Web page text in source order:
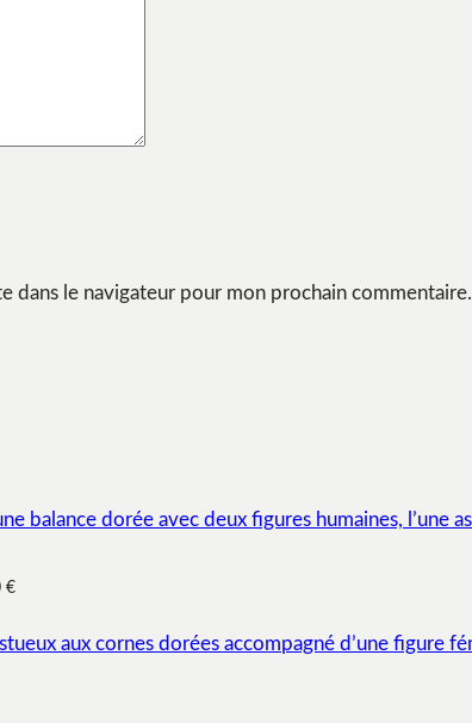
dans le navigateur pour mon prochain commentaire.
€